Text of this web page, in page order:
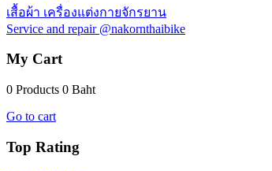
เสื้อผ้า เครื่องแต่งกายจักรยาน
Service and repair @nakornthaibike
My Cart
0 Products 0 Baht
Go to cart
Top Rating